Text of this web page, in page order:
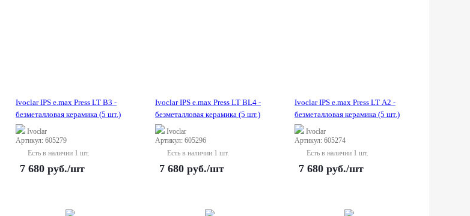
Ivoclar IPS e.max Press LT B3 -
безметалловая керамика (5 шт.)
Ivoclar
Артикул: 605279
Есть в наличии 1 шт.
7 680 руб./шт
Ivoclar IPS e.max Press LT BL4 -
безметалловая керамика (5 шт.)
Ivoclar
Артикул: 605296
Есть в наличии 1 шт.
7 680 руб./шт
Ivoclar IPS e.max Press LT A2 -
безметалловая керамика (5 шт.)
Ivoclar
Артикул: 605274
Есть в наличии 1 шт.
7 680 руб./шт